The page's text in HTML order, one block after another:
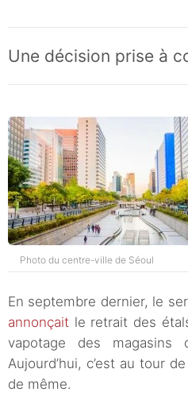
Une décision prise à
Photo du centre-ville de Séoul
En septembre dernier, le
annonçait le retrait des
vapotage des magasins
Aujourd’hui, c’est au tour
de même.